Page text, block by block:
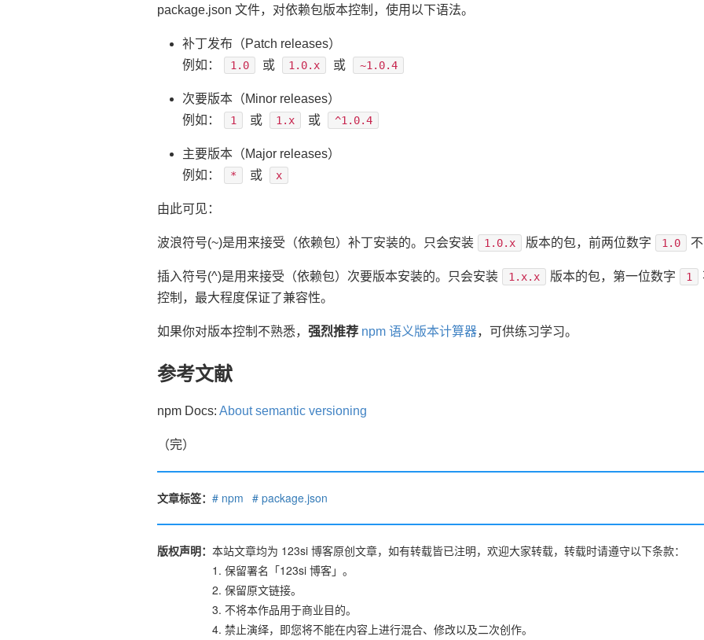
package.json 文件，对依赖包版本控制，使用以下语法。
补丁发布（Patch releases）
例如：
1.0 或 1.0.x 或 ~1.0.4
次要版本（Minor releases）
例如：
1 或 1.x 或 ^1.0.4
主要版本（Major releases）
例如：
* 或 x
由此可见：
波浪符号(~)是用来接受（依赖包）补丁安装的。只会安装 1.0.x 版本的包，前两位数字 1.0
插入符号(^)是用来接受（依赖包）次要版本安装的。只会安装 1.x.x 版本的包，第一位数字 1
控制，最大程度保证了兼容性。
如果你对版本控制不熟悉， 强烈推荐 npm 语义版本计算器，可供练习学习。
参考文献
npm Docs: About semantic versioning
（完）
文章标签： npm package.json
版权声明： 本站文章均为 123si 博客原创文章，如有转载皆已注明，欢迎大家转载，转载时请遵守以下条款：
1. 保留署名「123si 博客」。
2. 保留原文链接。
3. 不将本作品用于商业目的。
4. 禁止演绎，即您将不能在内容上进行混合、修改以及二次创作。